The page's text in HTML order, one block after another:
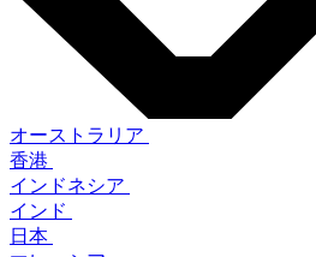
オーストラリア
香港
インドネシア
インド
日本